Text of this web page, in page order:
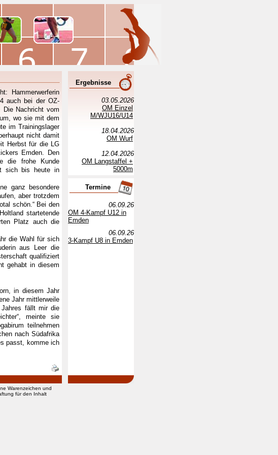
Hammerwerferin
auch bei der OZ-
Die Nachricht vom
wo sie mit dem
im Trainingslager
nicht damit
Herbst für die LG
Emden. Den
die frohe Kunde
sich bis heute in
ganz besondere
aber trotzdem
schön.“ Bei den
startetende
Platz auch die
die Wahl für sich
aus Leer die
qualifiziert
gehabt in diesem
in diesem Jahr
Jahr mittlerweile
Jahres fällt mir die
meinte sie
teilnehmen
nach Südafrika
passt, komme ich
Ergebnisse
03.05.2026
OM Einzel
M/WJU16/U14
18.04.2026
OM Wurf
12.04.2026
OM Langstaffel +
5000m
Termine
06.09.26
OM 4-Kampf U12 in
Emden
06.09.26
3-Kampf U8 in Emden
Warenzeichen und
für den Inhalt